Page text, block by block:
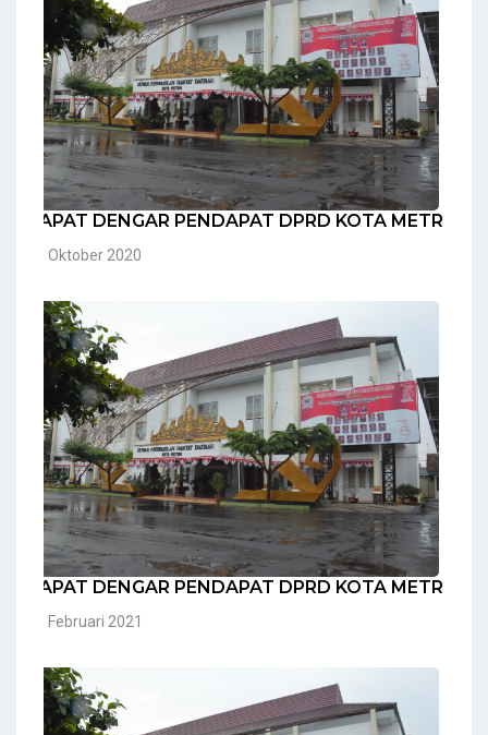
RAPAT DENGAR PENDAPAT DPRD KOTA METRO
20 Oktober 2020
RAPAT DENGAR PENDAPAT DPRD KOTA METRO
05 Februari 2021